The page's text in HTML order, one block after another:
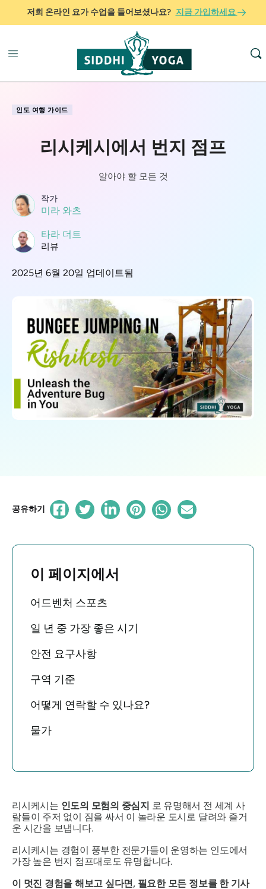
저희 온라인 요가 수업을 들어보셨나요? 지금 가입하세요
인도 여행 가이드
리시케시에서 번지 점프
알아야 할 모든 것
작가
미라 와츠
타라 더트
리뷰
2025년 6월 20일 업데이트됨
공유하기
이 페이지에서
어드벤처 스포츠
일 년 중 가장 좋은 시기
안전 요구사항
구역 기준
어떻게 연락할 수 있나요?
물가
리시케시는 인도의 모험의 중심지 로 유명해서 전 세계 사
람들이 주저 없이 짐을 싸서 이 놀라운 도시로 달려와 즐거
운 시간을 보냅니다.
리시케시는 경험이 풍부한 전문가들이 운영하는 인도에서
가장 높은 번지 점프대로도 유명합니다.
이 멋진 경험을 해보고 싶다면, 필요한 모든 정보를 한 기사